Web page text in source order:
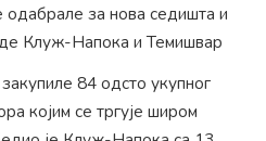
одабрале за нова седишта и
Клуж-Напока и Темишвар
84 одсто укупног
којим се тргује широм